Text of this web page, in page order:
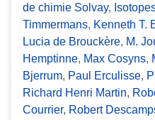
de chimie Solvay,
Timmermans, Kenneth T.
Lucia de Brouckère, M.
Hemptinne, Max Cosyns,
Bjerrum, Paul Erculisse,
Richard Henri Martin,
Courrier, Robert